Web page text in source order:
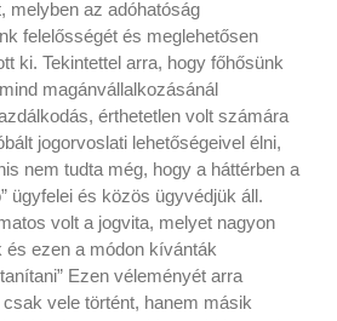
melyben az adóhatóság
felelősségét és meglehetősen
ki. Tekintettel arra, hogy főhősünk
magánvállalkozásánál
érthetetlen volt számára
jogorvoslati lehetőségeivel élni,
nem tudta még, hogy a háttérben a
ügyfelei és közös ügyvédjük áll.
volt a jogvita, melyet nagyon
ezen a módon kívánták
Ezen véleményét arra
vele történt, hanem másik